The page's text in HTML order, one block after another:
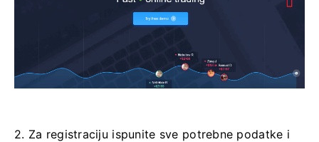
2. Za registraciju ispunite sve potrebne podatke i